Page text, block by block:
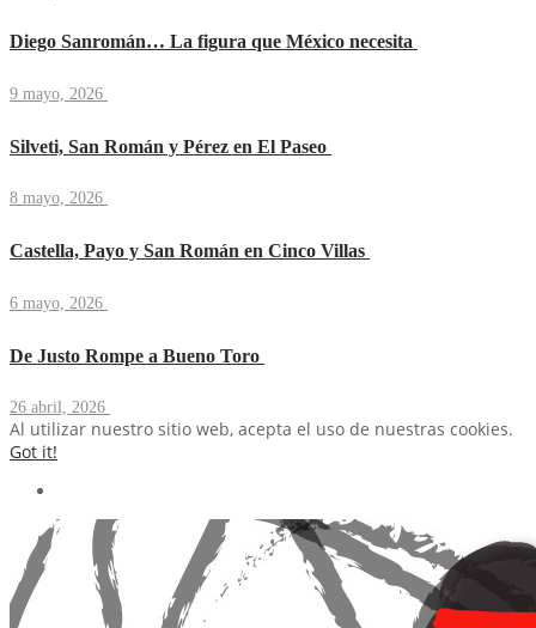
Diego Sanromán… La figura que México necesita
9 mayo, 2026
Silveti, San Román y Pérez en El Paseo
8 mayo, 2026
Castella, Payo y San Román en Cinco Villas
6 mayo, 2026
De Justo Rompe a Bueno Toro
26 abril, 2026
Al utilizar nuestro sitio web, acepta el uso de nuestras cookies.
Got it!